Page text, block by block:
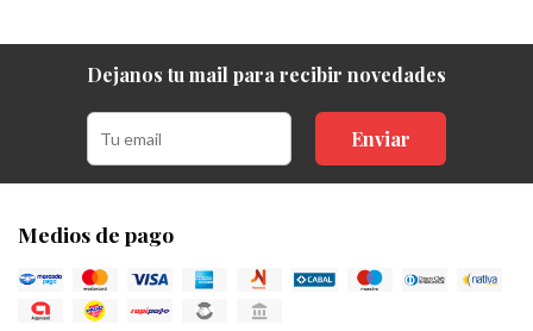
Dejanos tu mail para recibir novedades
Enviar
Medios de pago